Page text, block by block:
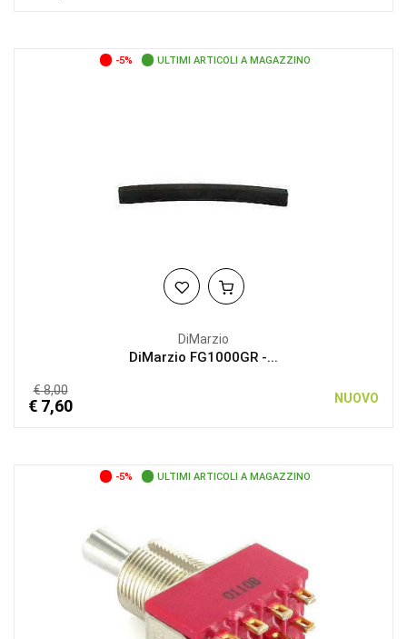
-5% ULTIMI ARTICOLI A MAGAZZINO
DiMarzio
DiMarzio FG1000GR -...
€ 8,00
€ 7,60 NUOVO
-5% ULTIMI ARTICOLI A MAGAZZINO